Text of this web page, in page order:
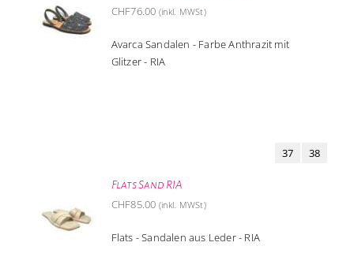
CHF76.00 (inkl. MWSt)
Avarca Sandalen - Farbe Anthrazit mit
Glitzer - RIA
Flats Sand RIA
37 38
CHF85.00 (inkl. MWSt)
Flats - Sandalen aus Leder - RIA